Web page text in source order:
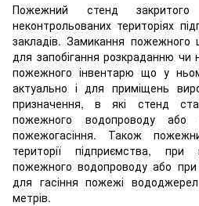
Пожежний стенд
неконтрольованих територіях
закладів. Замикання
для запобігання розкраданню чи
пожежного інвентарю що у
актуально і для приміщень
призначення, в які стенд
пожежного водопроводу або
пожежогасіння. Також
території підприємства, при
пожежного водопроводу або при
для гасіння пожежі
метрів.